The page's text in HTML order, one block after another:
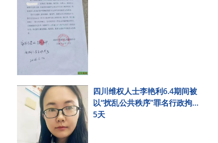
四川维权人士李艳利6.4期间被
以“扰乱公共秩序”罪名行政拘留
5天